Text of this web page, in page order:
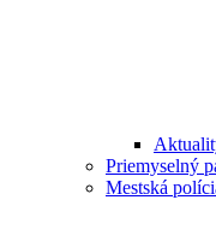
Priemyselný
Mestská